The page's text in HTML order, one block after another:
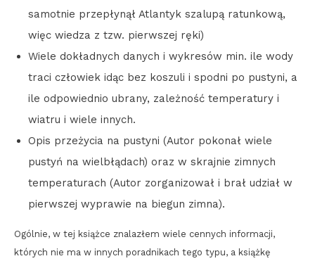
samotnie przepłynął Atlantyk szalupą ratunkową,
więc wiedza z tzw. pierwszej ręki)
Wiele dokładnych danych i wykresów min. ile wody
traci człowiek idąc bez koszuli i spodni po pustyni, a
ile odpowiednio ubrany, zależność temperatury i
wiatru i wiele innych.
Opis przeżycia na pustyni (Autor pokonał wiele
pustyń na wielbłądach) oraz w skrajnie zimnych
temperaturach (Autor zorganizował i brał udział w
pierwszej wyprawie na biegun zimna).
Ogólnie, w tej książce znalazłem wiele cennych informacji,
których nie ma w innych poradnikach tego typu, a książkę